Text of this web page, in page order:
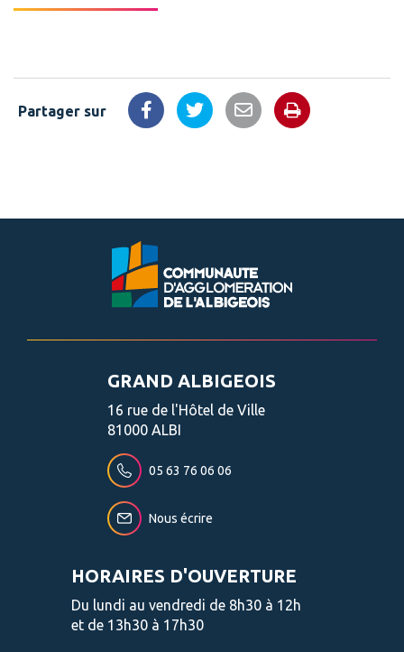
Partager sur Partager sur Facebook
Partager sur Twitter
Partager par email
Imprimer la
GRAND ALBIGEOIS
16 rue de l'Hôtel de Ville
81000 ALBI
05 63 76 06 06
Nous écrire
HORAIRES D'OUVERTURE
Du lundi au vendredi de 8h30 à 12h
et de 13h30 à 17h30